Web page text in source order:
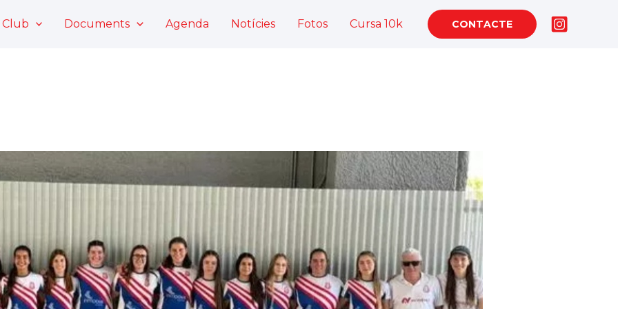
Club Documents Agenda Notícies Fotos Cursa 10k CONTACTE